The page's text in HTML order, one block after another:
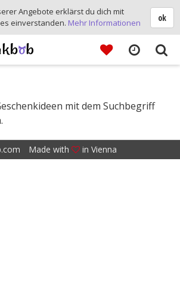
mit dem Suchbegriff
Made with in Vienna
ok
Angebote erklärst du dich mit
einverstanden. Mehr Informationen